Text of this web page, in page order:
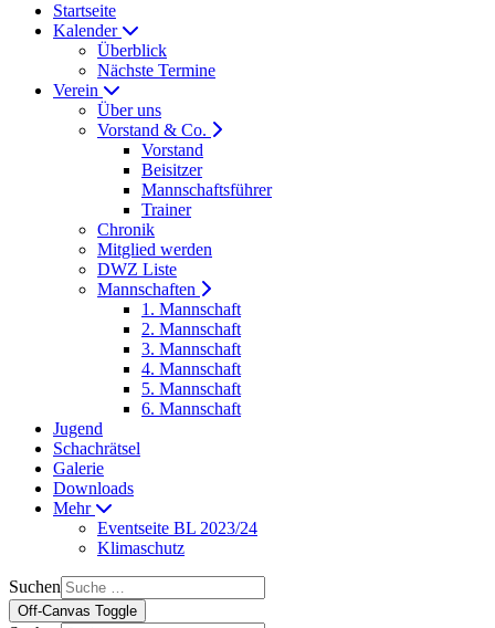
Startseite
Kalender
Überblick
Nächste Termine
Verein
Über uns
Vorstand & Co.
Vorstand
Beisitzer
Mannschaftsführer
Trainer
Chronik
Mitglied werden
DWZ Liste
Mannschaften
1. Mannschaft
2. Mannschaft
3. Mannschaft
4. Mannschaft
5. Mannschaft
6. Mannschaft
Jugend
Schachrätsel
Galerie
Downloads
Mehr
Eventseite BL 2023/24
Klimaschutz
Suchen
Off-Canvas Toggle